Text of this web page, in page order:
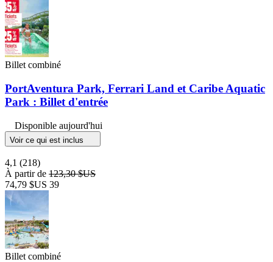
Billet combiné
PortAventura Park, Ferrari Land et Caribe Aquatic
Park : Billet d'entrée
Disponible aujourd'hui
Voir ce qui est inclus
4,1 (218)
À partir de 123,30 $US
74,79 $US 39
Billet combiné